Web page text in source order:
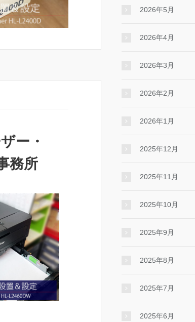
ー・
務所
2026年5月
2026年4月
2026年3月
2026年2月
2026年1月
2025年12月
2025年11月
2025年10月
2025年9月
2025年8月
2025年7月
2025年6月